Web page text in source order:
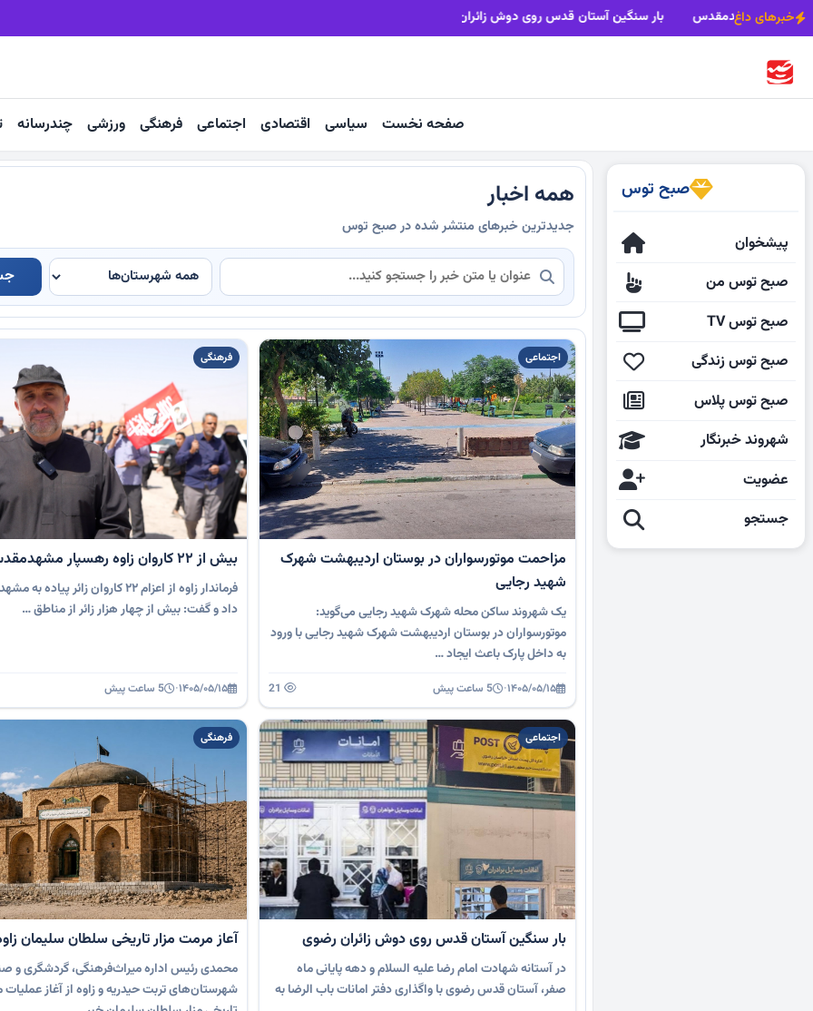
خبرهای داغ
بیش از 22 کاروان زاوه رهسپار مشهدمقدس بار سنگین آستان قدس روی دوش زائران رضوی
صفحه نخست سیاسی اقتصادی اجتماعی فرهنگی ورزشی چندرسانه
صبح توس
پیشخوان
صبح توس من
صبح توس TV
صبح توس زندگی
صبح توس پلاس
شهروند خبرنگار
عضویت
جستجو
همه اخبار
جدیدترین خبرهای منتشر شده در صبح توس
اجتماعی
مزاحمت موتورسواران در بوستان اردیبهشت شهرک
شهید رجایی
یک شهروند ساکن محله شهرک شهید رجایی می‌گوید:
موتورسواران در بوستان اردیبهشت شهرک شهید رجایی با ورود
به داخل پارک باعث ایجاد …
۱۴۰۵/۰۵/۱۵· 5 ساعت پیش
فرهنگی
بیش از 22 کاروان زاوه رهسپار مشهدمقدس
فرماندار زاوه از اعزام ۲۲ کاروان زائر
داد و گفت: بیش از چهار هزار زائر از مناطق …
۱۴۰۵/۰۵/۱۵· 5 ساعت پیش
اجتماعی
بار سنگین آستان قدس روی دوش زائران رضوی
در آستانه شهادت امام رضا علیه السلام و دهه پایانی ماه
صفر، آستان قدس رضوی با واگذاری دفتر امانات باب الرضا به
فرهنگی
آعاز مرمت مزار تاریخی سلطان سلیمان
محمدی رئیس اداره میراث‌فرهنگی، گردشگری و
شهرستان‌های تربت حیدریه و زاوه از آغاز عملیات